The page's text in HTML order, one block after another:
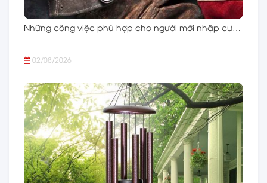
Những công việc phù hợp cho người mới nhập cư…
02/08/2026